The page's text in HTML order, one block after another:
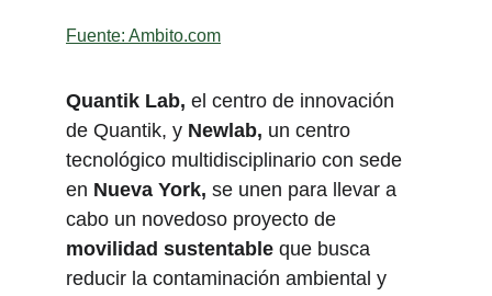
Fuente: Ambito.com
Quantik Lab, el centro de innovación
de Quantik, y Newlab, un centro
tecnológico multidisciplinario con sede
en Nueva York, se unen para llevar a
cabo un novedoso proyecto de
movilidad sustentable que busca
reducir la contaminación ambiental y